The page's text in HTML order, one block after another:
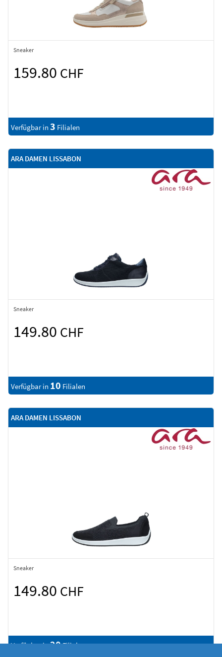
Sneaker
159.80 CHF
Verfügbar in 3 Filialen
ARA DAMEN LISSABON
Sneaker
149.80 CHF
Verfügbar in 10 Filialen
ARA DAMEN LISSABON
Sneaker
149.80 CHF
Verfügbar in20Filialen